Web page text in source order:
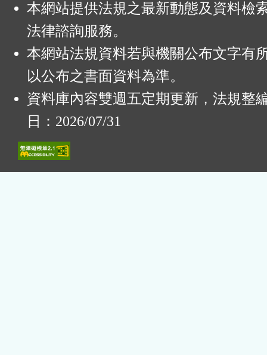
本網站提供法規之最新動態及資料檢
法律諮詢服務。
本網站法規資料若與機關公布文字有
以公布之書面資料為準。
資料庫內容雙週五定期更新，法規整
日：2026/07/31